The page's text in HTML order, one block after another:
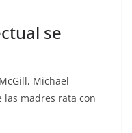
se
Michael
las madres rata con